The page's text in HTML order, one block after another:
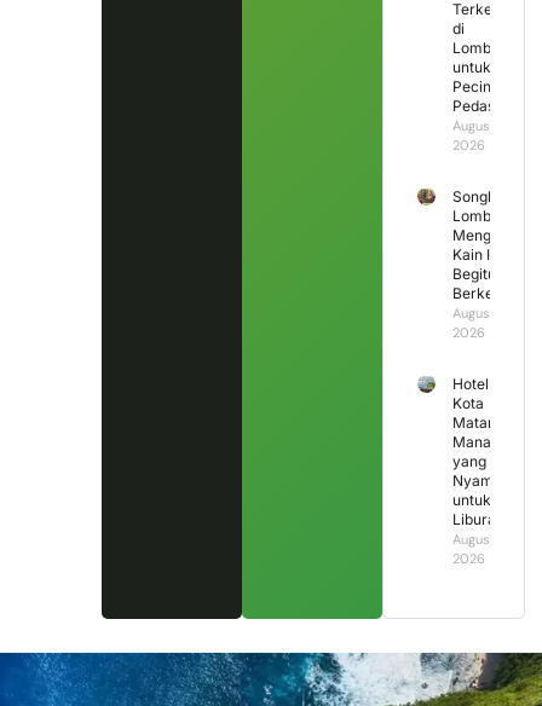
Terkenal
di
Lombok
untuk
Pecinta
Pedas
August 6,
2026
Songket
Lombok
Mengapa
Kain Ini
Begitu
Berkesan?
August 5,
2026
Hotel di
Kota
Mataram
Mana
yang
Nyaman
untuk
Liburan?
August 4,
2026